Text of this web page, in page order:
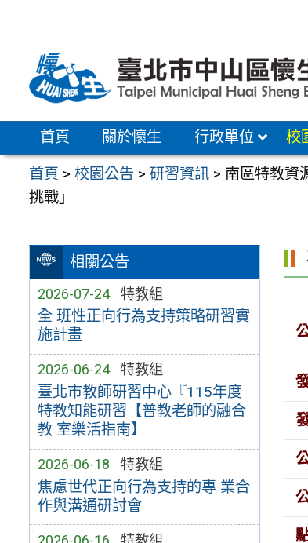
區
首頁 關於懷生 行政單位 校
首頁 >校園公告 >研習資訊 > 南區特教資
挑戰」
相關公告
2026-07-24 特教組
全 班性正向行為支持策略研習實
施計畫
2026-06-24 特教組
臺北市教師研習中心『115年度
特教知能研習【普教老師的融合
教 室樂活指南】
2026-06-18 特教組
焦慮世代正向行為支持的專 業合
作與溝通研討會